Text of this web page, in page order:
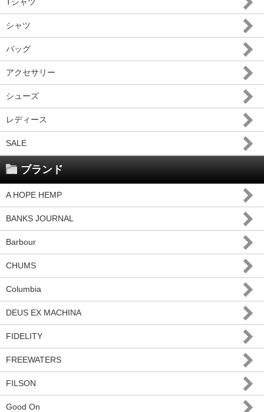
シャツ
バッグ
アクセサリー
シューズ
レディース
SALE
ブランド
A HOPE HEMP
BANKS JOURNAL
Barbour
CHUMS
Columbia
DEUS EX MACHINA
FIDELITY
FREEWATERS
FILSON
Good On